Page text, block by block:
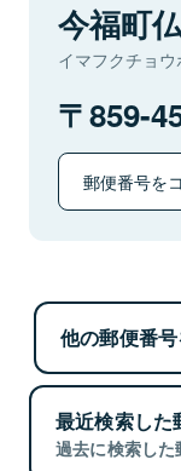
今福町
イマフクチョ
859-
郵便番号を
他の郵便番
最近検索した
過去に検索した